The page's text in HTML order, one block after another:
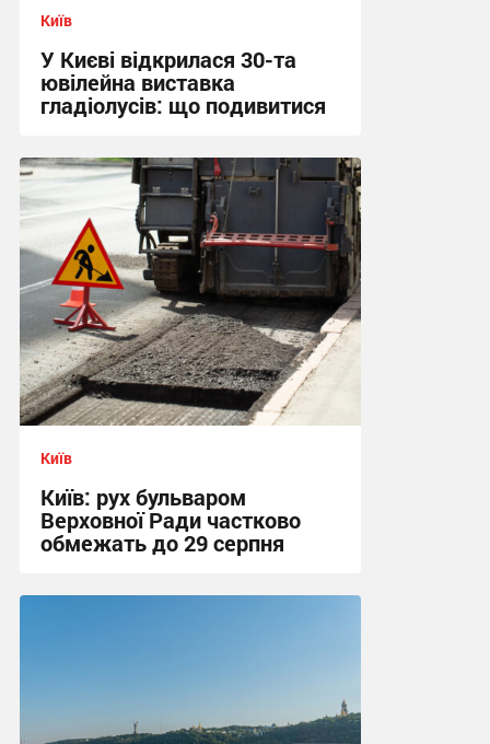
Київ
У Києві відкрилася 30-та
ювілейна виставка
гладіолусів: що подивитися
16:04 вчора
Київ
Київ: рух бульваром
Верховної Ради частково
обмежать до 29 серпня